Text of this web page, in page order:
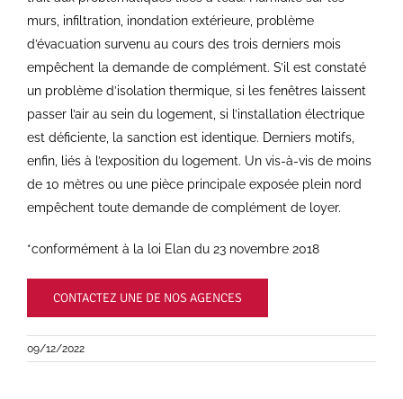
murs, infiltration, inondation extérieure, problème
d’évacuation survenu au cours des trois derniers mois
empêchent la demande de complément. S’il est constaté
un problème d’isolation thermique, si les fenêtres laissent
passer l’air au sein du logement, si l’installation électrique
est déficiente, la sanction est identique. Derniers motifs,
enfin, liés à l’exposition du logement. Un vis-à-vis de moins
de 10 mètres ou une pièce principale exposée plein nord
empêchent toute demande de complément de loyer.
*conformément à la loi Elan du 23 novembre 2018
CONTACTEZ UNE DE NOS AGENCES
09/12/2022